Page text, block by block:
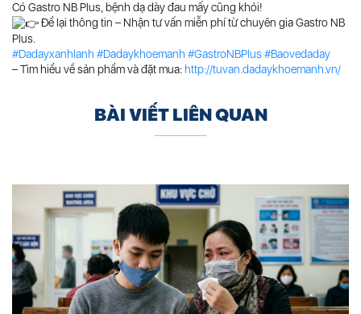
Có Gastro NB Plus, bệnh dạ dày đau mấy cũng khỏi!
Để lại thông tin – Nhận tư vấn miễn phí từ chuyên gia Gastro NB
Plus.
#Dadayxanhlanh #Dadaykhoemanh #GastroNBPlus #Baovedaday
– Tìm hiểu về sản phẩm và đặt mua: http://tuvan.dadaykhoemanh.vn/
BÀI VIẾT LIÊN QUAN